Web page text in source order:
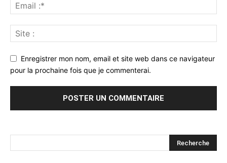
Enregistrer mon nom, email et site web dans ce navigateur
pour la prochaine fois que je commenterai.